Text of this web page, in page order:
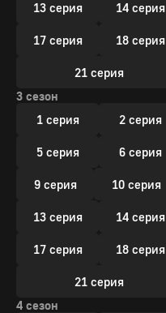
13 серия 14 серия
17 серия 18 серия
21 серия
3 сезон
1 серия
2 серия
5 серия 6 серия
9 серия 10 серия
13 серия 14 серия
17 серия 18 серия
21 серия
4 сезон